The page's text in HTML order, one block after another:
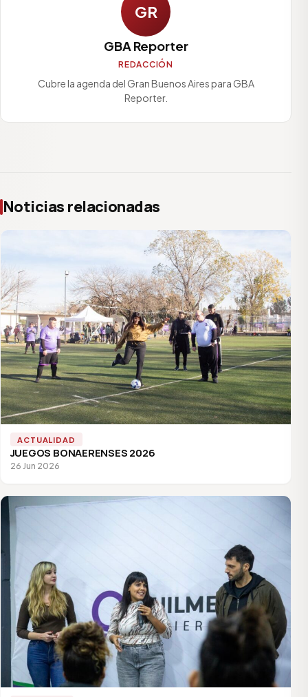
GR
GBA Reporter
REDACCIÓN
Cubre la agenda del Gran Buenos Aires para GBA
Reporter.
Noticias relacionadas
ACTUALIDAD
JUEGOS BONAERENSES 2026
26 Jun 2026